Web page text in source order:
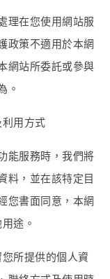
理在您使用網站服
政策不適用於本網
網站所委託或參與
。
用方式
能服務時，我們將
料，並在該特定目
您書面同意，本網
途。
所提供的個人資